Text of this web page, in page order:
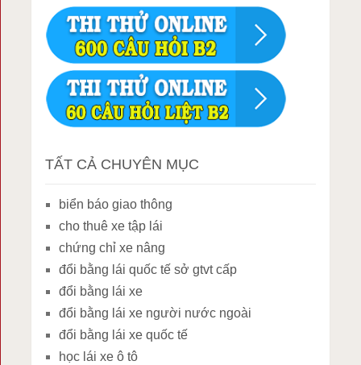
TẤT CẢ CHUYÊN MỤC
biển báo giao thông
cho thuê xe tập lái
chứng chỉ xe nâng
đổi bằng lái quốc tế sở gtvt cấp
đổi bằng lái xe
đổi bằng lái xe người nước ngoài
đổi bằng lái xe quốc tế
học lái xe ô tô